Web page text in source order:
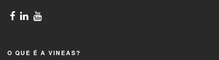
O QUE É A VINEAS?